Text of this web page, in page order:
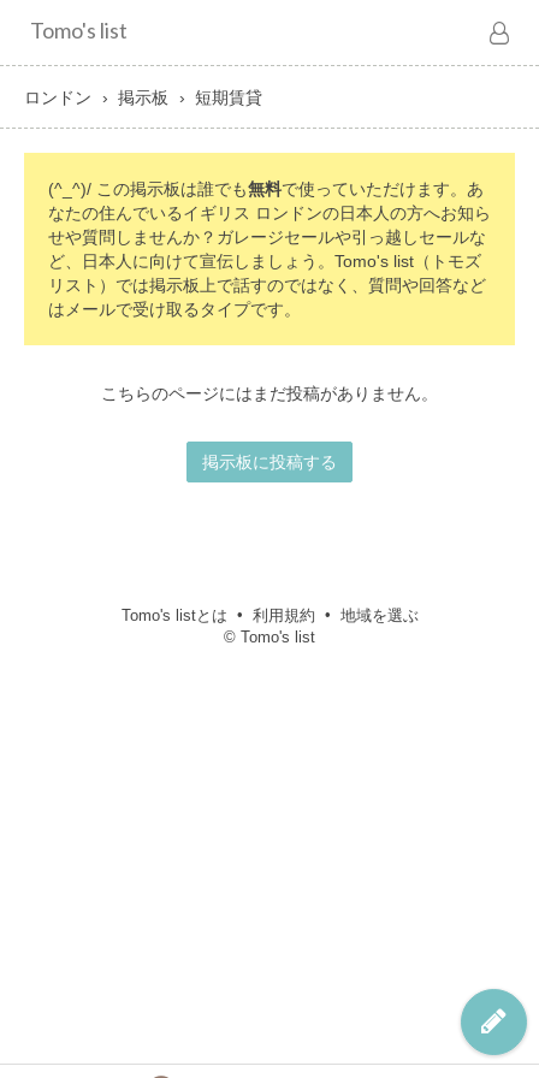
Tomo's list
ロンドン 掲示板 短期賃貸
(^_^)/ この掲示板は誰でも無料で使っていただけます。あ
なたの住んでいるイギリス ロンドンの日本人の方へお知ら
せや質問しませんか？ガレージセールや引っ越しセールな
ど、日本人に向けて宣伝しましょう。Tomo's list（トモズ
リスト）では掲示板上で話すのではなく、質問や回答など
はメールで受け取るタイプです。
こちらのページにはまだ投稿がありません。
掲示板に投稿する
Tomo's listとは 利用規約
地域を選ぶ
© Tomo's list